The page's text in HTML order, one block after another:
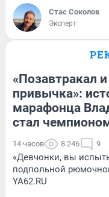
Стас Соколов
Эксперт
«Позавтракал
привычка»:
марафонца
стал
14 часов 8 246 9
«Девчонки, вы
подпольной
YA62.RU